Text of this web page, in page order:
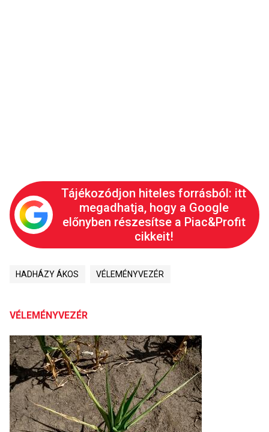
Tájékozódjon hiteles forrásból: itt
megadhatja, hogy a Google
előnyben részesítse a Piac&Profit
cikkeit!
HADHÁZY ÁKOS VÉLEMÉNYVEZÉR
VÉLEMÉNYVEZÉR